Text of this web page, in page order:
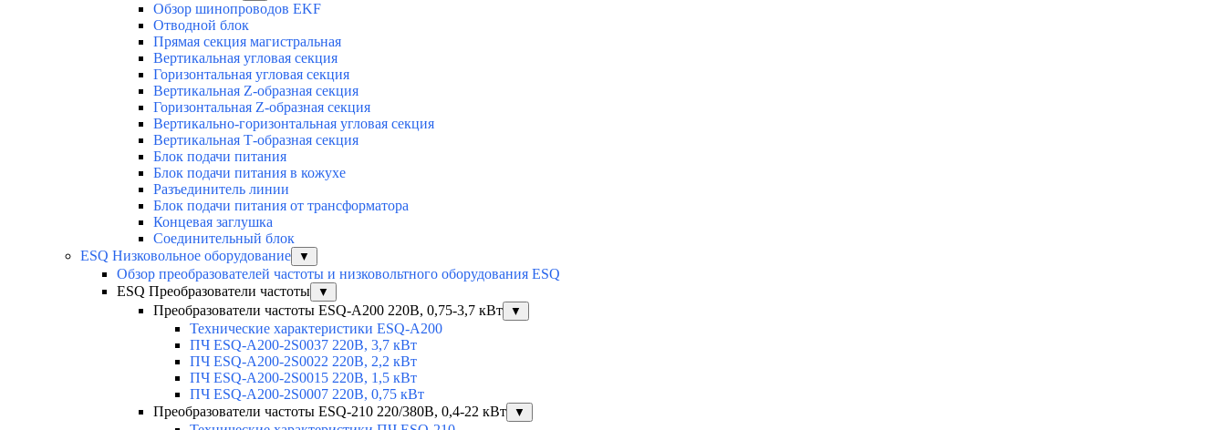
Обзор шинопроводов EKF
Отводной блок
Прямая секция магистральная
Вертикальная угловая секция
Горизонтальная угловая секция
Вертикальная Z-образная секция
Горизонтальная Z-образная секция
Вертикально-горизонтальная угловая секция
Вертикальная Т-образная секция
Блок подачи питания
Блок подачи питания в кожухе
Разъединитель линии
Блок подачи питания от трансформатора
Концевая заглушка
Соединительный блок
ESQ Низковольное оборудование
▼
Обзор преобразователей частоты и низковольтного оборудования ESQ
ESQ Преобразователи частоты
▼
Преобразователи частоты ESQ-A200 220В, 0,75-3,7 кВт ▼
Технические характеристики ESQ-A200
ПЧ ESQ-A200-2S0037 220В, 3,7 кВт
ПЧ ESQ-A200-2S0022 220В, 2,2 кВт
ПЧ ESQ-A200-2S0015 220В, 1,5 кВт
ПЧ ESQ-A200-2S0007 220В, 0,75 кВт
Преобразователи частоты ESQ-210 220/380В, 0,4-22 кВт
▼